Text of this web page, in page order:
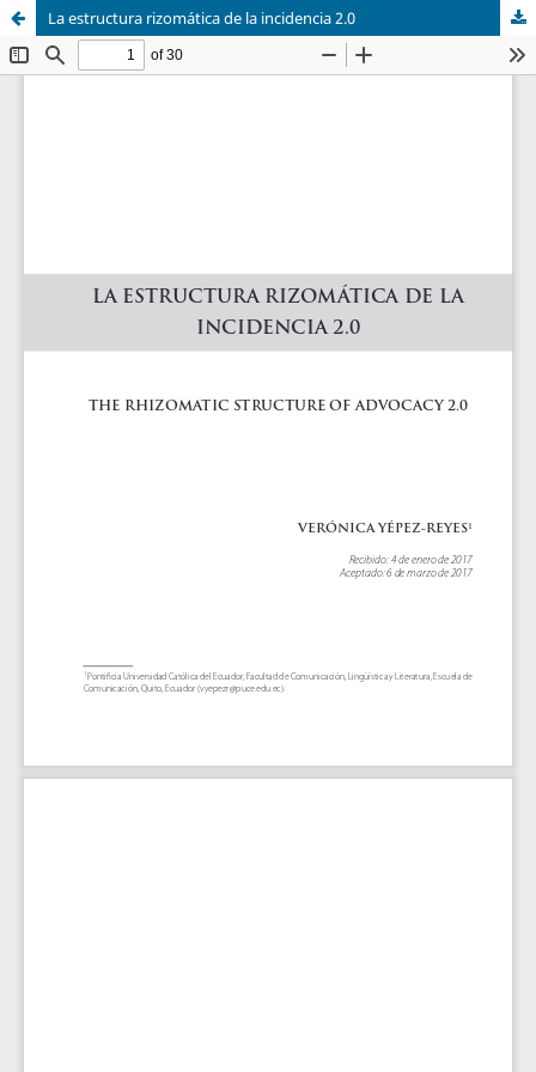
La estructura rizomática de la incidencia 2.0